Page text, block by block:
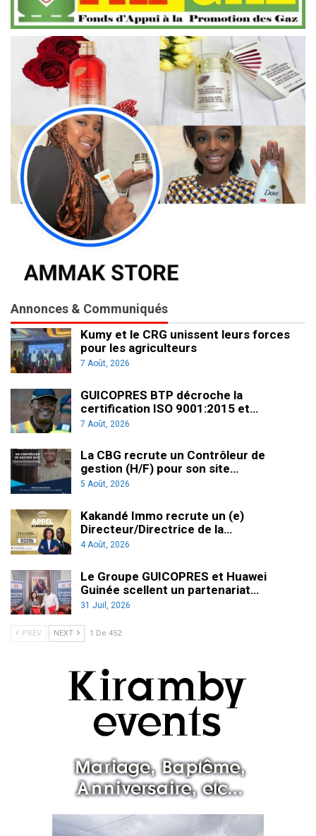
Annonces & Communiqués
Kumy et le CRG unissent leurs forces
pour les agriculteurs
7 Août, 2026
GUICOPRES BTP décroche la
certification ISO 9001:2015 et…
7 Août, 2026
La CBG recrute un Contrôleur de
gestion (H/F) pour son site…
5 Août, 2026
Kakandé Immo recrute un (e)
Directeur/Directrice de la…
4 Août, 2026
Le Groupe GUICOPRES et Huawei
Guinée scellent un partenariat…
31 Juil, 2026
PREV NEXT 1 De 452